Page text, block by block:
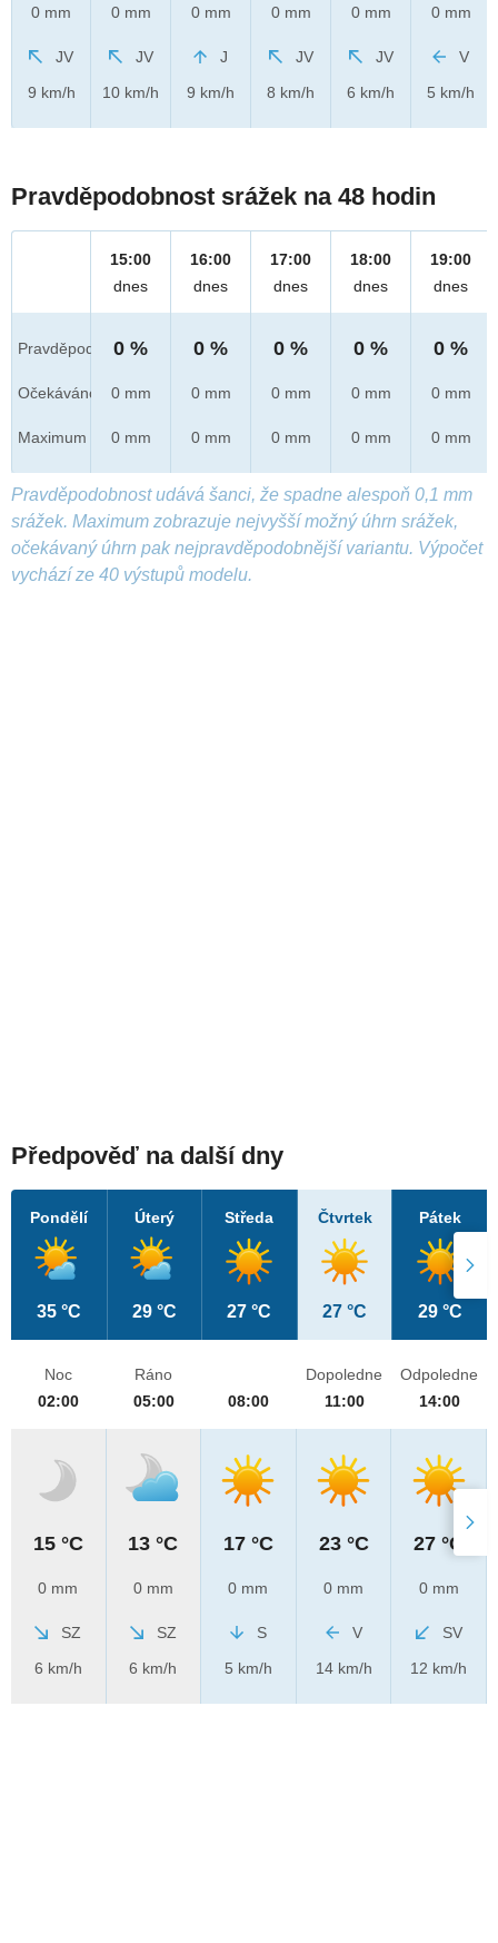
0 mm
JV
9 km/h
0 mm
JV
10 km/h
0 mm
J
9 km/h
0 mm
JV
8 km/h
0 mm
JV
6 km/h
0 mm
V
5 km/h
Pravděpodobnost srážek na 48 hodin
Pravděpod.
Očekáváno
Maximum
15:00
dnes
0 %
0 mm
0 mm
16:00
dnes
0 %
0 mm
0 mm
17:00
dnes
0 %
0 mm
0 mm
18:00
dnes
0 %
0 mm
0 mm
19:00
dnes
0 %
0 mm
0 mm
Pravděpodobnost udává šanci, že spadne alespoň 0,1 mm
srážek. Maximum zobrazuje nejvyšší možný úhrn srážek,
očekávaný úhrn pak nejpravděpodobnější variantu. Výpočet
vychází ze 40 výstupů modelu.
Předpověď na další dny
Pondělí
35 °C
Úterý
29 °C
Středa
27 °C
Čtvrtek
27 °C
Pátek
29 °C
Noc
02:00
15 °C
0 mm
SZ
6 km/h
Ráno
05:00
13 °C
0 mm
SZ
6 km/h
08:00
17 °C
0 mm
S
5 km/h
Dopoledne
11:00
23 °C
0 mm
V
14 km/h
Odpoledne
14:00
27 °C
0 mm
SV
12 km/h